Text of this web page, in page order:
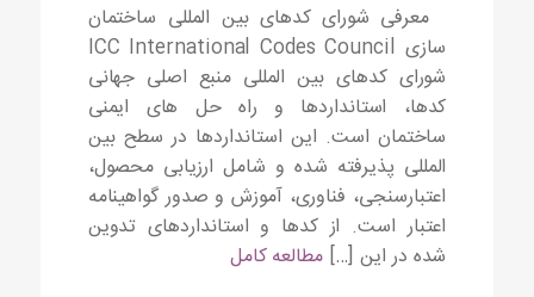
معرفی شورای کدهای بین المللی ساختمان
سازی ICC International Codes Council
شورای کدهای بین المللی منبع اصلی جهانی
کدها، استانداردها و راه حل های ایمنی
ساختمان است. این استانداردها در سطح بین
المللی پذیرفته شده و شامل ارزیابی محصول،
اعتبارسنجی، فناوری، آموزش و صدور گواهینامه
اعتبار است. از کدها و استانداردهای تدوین
شده در این […] مطالعه کامل